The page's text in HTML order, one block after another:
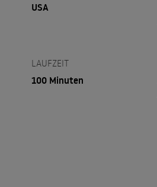
USA
LAUFZEIT
100 Minuten